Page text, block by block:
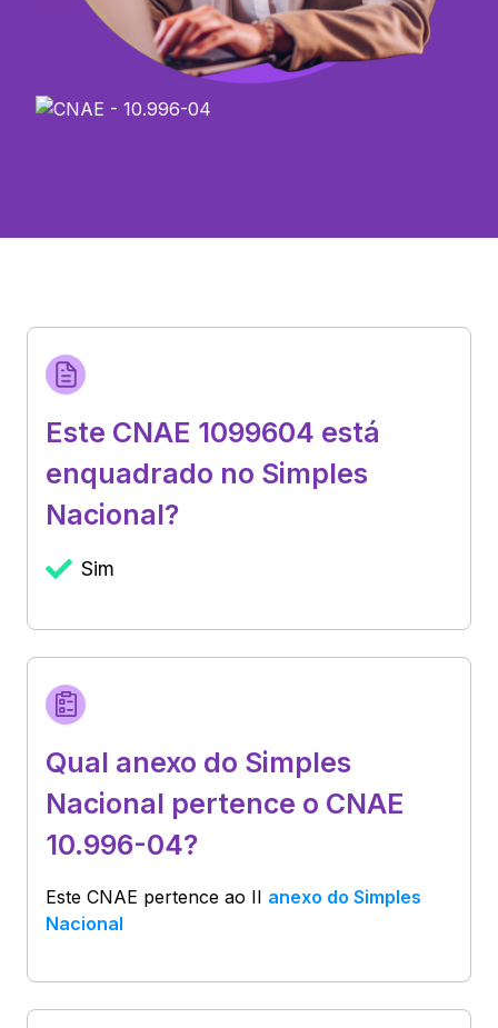
Este CNAE 1099604 está
enquadrado no Simples
Nacional?
Sim
Qual anexo do Simples
Nacional pertence o CNAE
10.996-04?
Este CNAE pertence ao II anexo do Simples
Nacional